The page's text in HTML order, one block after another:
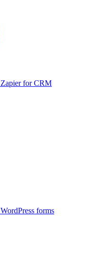
Zapier for CRM
WordPress forms